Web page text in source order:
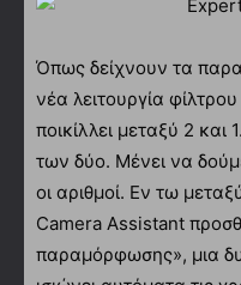
Όπως δείχνουν τα
νέα λειτουργία
ποικίλλει μεταξύ 2
των δύο. Μένει να
οι αριθμοί. Εν τω
Camera Assistant
παραμόρφωσης», μια